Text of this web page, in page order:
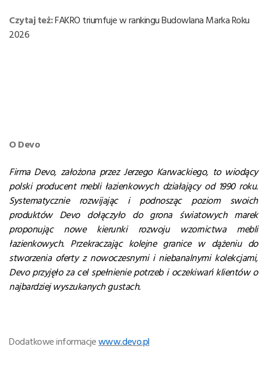
Czytaj też:FAKRO triumfuje w rankingu Budowlana Marka Roku
2026
O Devo
Firma Devo, założona przez Jerzego Karwackiego, to wiodący
polski producent mebli łazienkowych działający od 1990 roku.
Systematycznie rozwijając i podnosząc poziom swoich
produktów Devo dołączyło do grona światowych marek
proponując nowe kierunki rozwoju wzornictwa mebli
łazienkowych. Przekraczając kolejne granice w dążeniu do
stworzenia oferty z nowoczesnymi i niebanalnymi kolekcjami,
Devo przyjęło za cel spełnienie potrzeb i oczekiwań klientów o
najbardziej wyszukanych gustach.
Dodatkowe informacjewww.devo.pl